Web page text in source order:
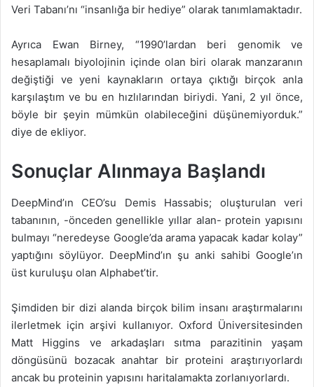
Veri Tabanı’nı “insanlığa bir hediye” olarak tanımlamaktadır.
Ayrıca Ewan Birney, “1990’lardan beri genomik ve
hesaplamalı biyolojinin içinde olan biri olarak manzaranın
değiştiği ve yeni kaynakların ortaya çıktığı birçok anla
karşılaştım ve bu en hızlılarından biriydi. Yani, 2 yıl önce,
böyle bir şeyin mümkün olabileceğini düşünemiyorduk.”
diye de ekliyor.
Sonuçlar Alınmaya Başlandı
DeepMind’ın CEO’su Demis Hassabis; oluşturulan veri
tabanının, -önceden genellikle yıllar alan- protein yapısını
bulmayı “neredeyse Google’da arama yapacak kadar kolay”
yaptığını söylüyor. DeepMind’ın şu anki sahibi Google’ın
üst kuruluşu olan Alphabet’tir.
Şimdiden bir dizi alanda birçok bilim insanı araştırmalarını
ilerletmek için arşivi kullanıyor. Oxford Üniversitesinden
Matt Higgins ve arkadaşları sıtma parazitinin yaşam
döngüsünü bozacak anahtar bir proteini araştırıyorlardı
ancak bu proteinin yapısını haritalamakta zorlanıyorlardı.